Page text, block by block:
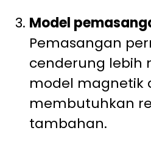
Model
Pemasangan
cenderung lebih
model magnetik
membutuhkan
tambahan.